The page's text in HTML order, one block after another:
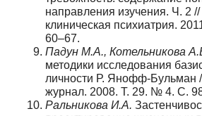
направления изучения. Ч. 2
клиническая психиатрия.
60–67.
Падун М.А., Котельникова
методики исследования
личности Р. Янофф-Бульман
журнал. 2008. Т. 29. № 4. С.
Ральникова И.А.